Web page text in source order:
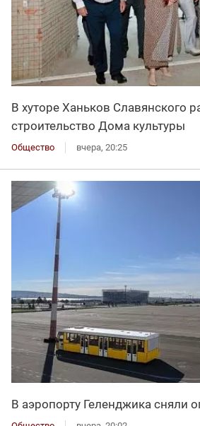
В хуторе Ханьков Славянского
строительство Дома культуры
Общество вчера, 20:25
В аэропорту Геленджика сняли